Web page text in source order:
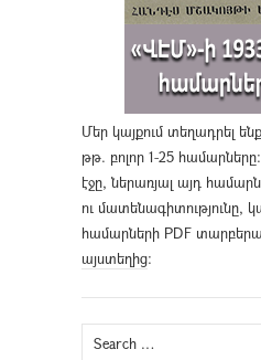
Մեր կայքում տեղադրել
թթ. բոլոր 1-25
էջը, ներառյալ այդ
ու մատենագիտությունը,
համարների PDF
այստեղից։
Search